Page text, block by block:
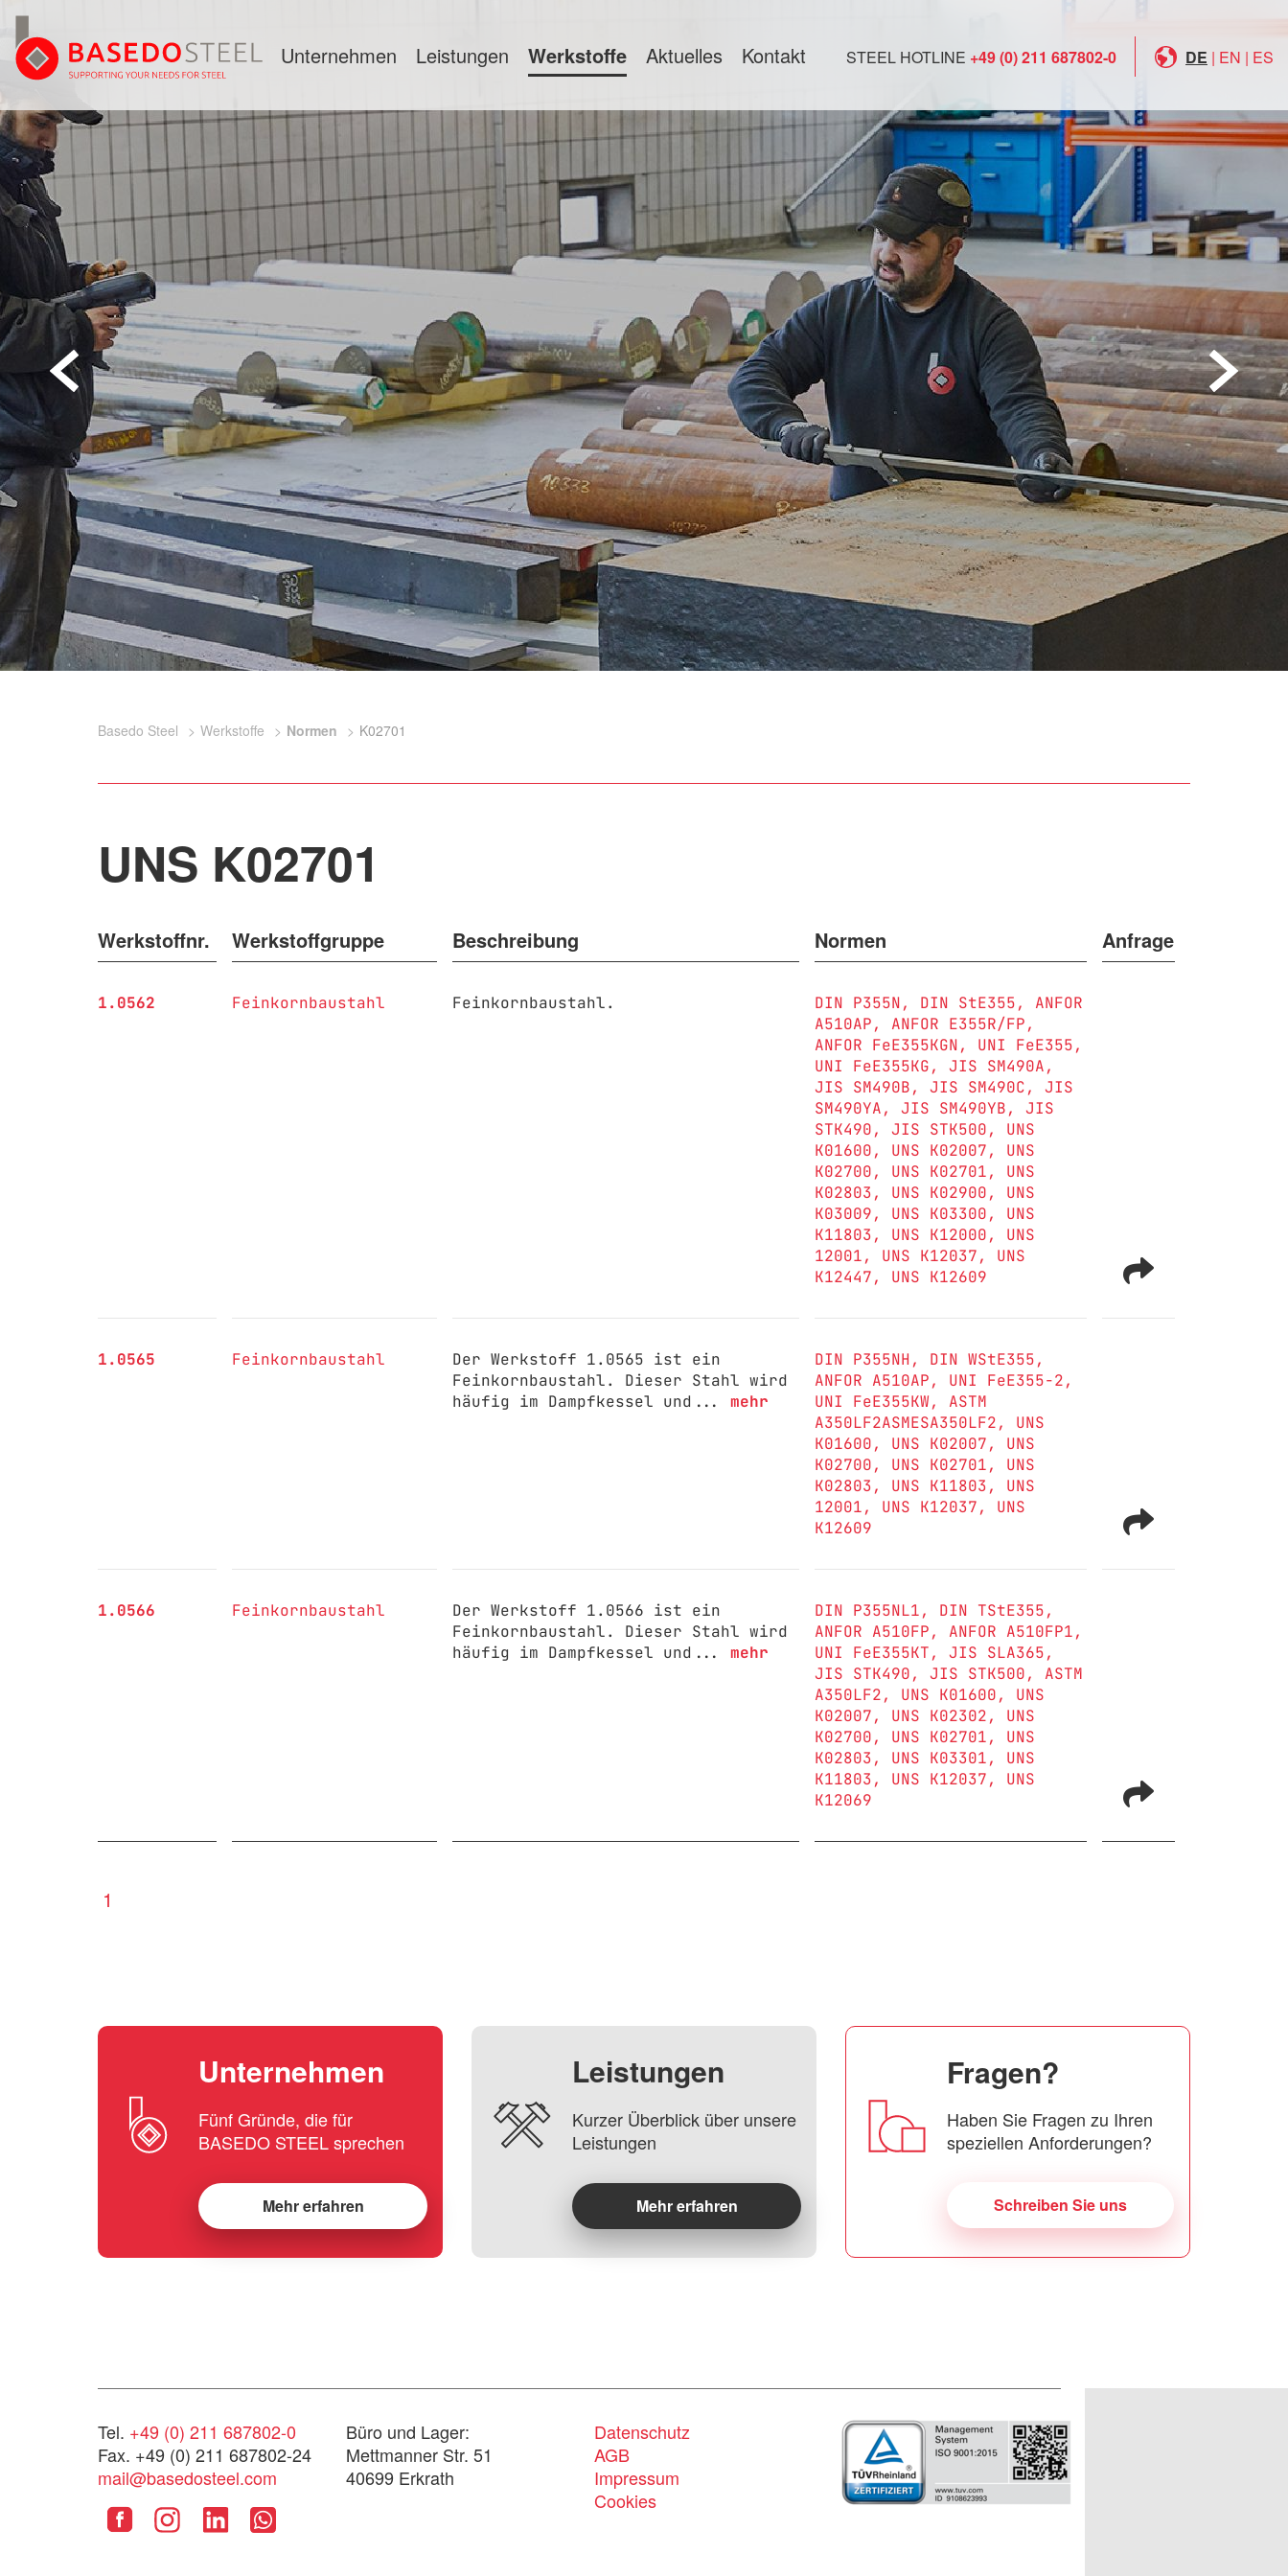
Unternehmen Leistungen Werkstoffe Aktuelles Kontakt STEEL HOTLINE +49 (0) 211 687802-0 DE | EN | ES
Basedo Steel Werkstoffe Normen K02701
UNS K02701
Werkstoffnr. Werkstoffgruppe Beschreibung Normen Anfrage
1.0562 Feinkornbaustahl Feinkornbaustahl. DIN P355N DIN StE355
ANFOR
A510AP
ANFOR E355R/FP
ANFOR FeE355KGN
UNI FeE355
UNI FeE355KG
JIS SM490A
JIS SM490B
JIS SM490C
JIS
SM490YA
JIS SM490YB
JIS
STK490
JIS STK500
UNS
K01600
UNS K02007
UNS
K02700
UNS K02701
UNS
K02803
UNS K02900
UNS
K03009
UNS K03300
UNS
K11803
UNS K12000
UNS
12001
UNS K12037
UNS
K12447
UNS K12609
1.0565 Feinkornbaustahl
Der Werkstoff 1.0565 ist ein
Feinkornbaustahl. Dieser Stahl wird
häufig im Dampfkessel und... mehr
DIN P355NH
DIN WStE355
ANFOR A510AP
UNI FeE355-2
UNI FeE355KW
ASTM
A350LF2ASMESA350LF2
UNS
K01600
UNS K02007
UNS
K02700
UNS K02701
UNS
K02803
UNS K11803
UNS
12001
UNS K12037
UNS
K12609
1.0566 Feinkornbaustahl
Der Werkstoff 1.0566 ist ein
Feinkornbaustahl. Dieser Stahl wird
häufig im Dampfkessel und... mehr
DIN P355NL1
DIN TStE355
ANFOR A510FP
ANFOR A510FP1
UNI FeE355KT
JIS SLA365
JIS STK490
JIS STK500
ASTM
A350LF2
UNS K01600
UNS
K02007
UNS K02302
UNS
K02700
UNS K02701
UNS
K02803
UNS K03301
UNS
K11803
UNS K12037
UNS
K12069
1
Unternehmen
Fünf Gründe, die für
BASEDO STEEL sprechen
Mehr erfahren
Leistungen
Kurzer Überblick über unsere
Leistungen
Mehr erfahren
Fragen?
Haben Sie Fragen zu Ihren
speziellen Anforderungen?
Schreiben Sie uns
Tel. +49 (0) 211 687802-0
Fax. +49 (0) 211 687802-24
mail@basedosteel.com
Büro und Lager:
Mettmanner Str. 51
40699 Erkrath
Datenschutz
AGB
Impressum
Cookies